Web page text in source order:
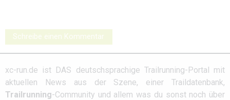
Schreibe einen Kommentar
xc-run.de ist DAS deutschsprachige Trailrunning-Portal mit
aktuellen News aus der Szene, einer Traildatenbank,
Trailrunning-Community und allem was du sonst noch über